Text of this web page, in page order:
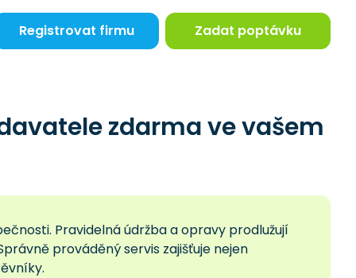
Registrovat firmu Zadat poptávku
zdarma ve vašem
Pravidelná údržba a opravy prodlužují
prováděný servis zajišťuje nejen